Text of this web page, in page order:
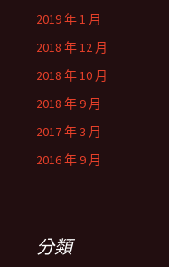
2019 年 1 月
2018 年 12 月
2018 年 10 月
2018 年 9 月
2017 年 3 月
2016 年 9 月
分類